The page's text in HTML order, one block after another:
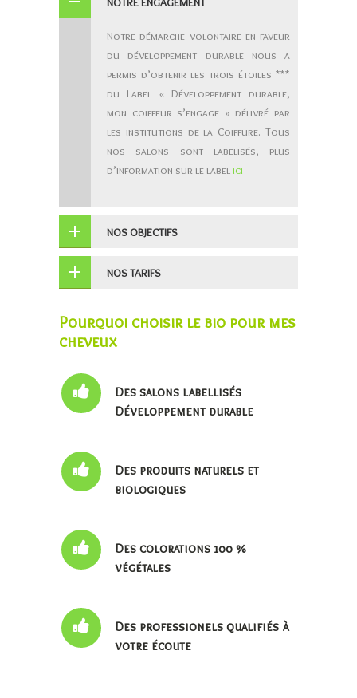
Notre démarche volontaire en faveur
du développement durable nous a
permis d’obtenir les trois étoiles ***
du Label « Développement durable,
mon coiffeur s’engage » délivré par
les institutions de la Coiffure. Tous
nos salons sont labelisés, plus
d’information sur le labelici
NOS OBJECTIFS
NOS TARIFS
Pourquoi choisir le bio pour mes
cheveux
Des salons labellisés
Développement durable
Des produits naturels et
biologiques
Des colorations 100 %
végétales
Des professionels qualifiés à
votre écoute